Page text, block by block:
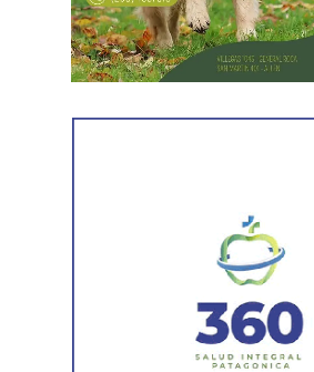
camiones bacheadores, lo que
el ritmo de ejecución y optimizar
mantenimiento en distintos puntos
Por otra parte, el organismo avanza
sectores más deteriorados y mejorar